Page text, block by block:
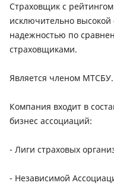
Страховщик с
исключительно
надежностью по
страховщиками.
Является членом МТСБУ.
Компания входит в
бизнес ассоциаций:
- Лиги страховых
- Независимой